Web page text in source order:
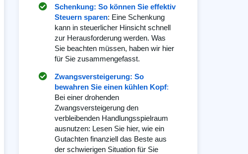
Schenkung: So können Sie effektiv
Steuern sparen: Eine Schenkung
kann in steuerlicher Hinsicht schnell
zur Herausforderung werden. Was
Sie beachten müssen, haben wir hier
für Sie zusammengefasst.
Zwangsversteigerung: So
bewahren Sie einen kühlen Kopf:
Bei einer drohenden
Zwangsversteigerung den
verbleibenden Handlungsspielraum
ausnutzen: Lesen Sie hier, wie ein
Gutachten finanziell das Beste aus
der schwierigen Situation für Sie